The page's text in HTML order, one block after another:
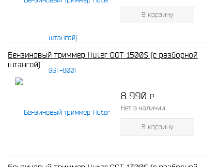
В корзину
Бензиновый триммер Huter GGT-1500S (с разборной
штангой)
8 990 P
-
Нет в наличии
В корзину